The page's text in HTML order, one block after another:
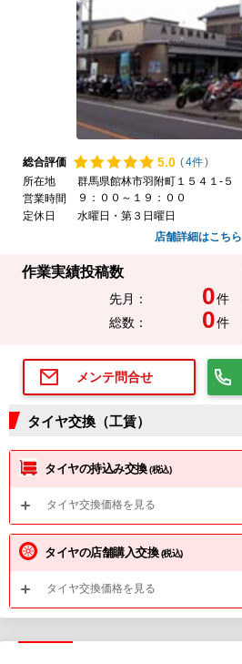
総合評価 5.0 (4件)
所在地
群馬県館林市羽附町１５４１-５
営業時間
９：００～１９：００
定休日
水曜日・第３日曜日
店舗詳細はこちら
作業実績投稿数
先月： 0件
総数：
0件
メンテ問合せ
タイヤ交換（工賃）
タイヤの持込み交換(税込)
タイヤ交換価格を見る
タイヤの店舗購入交換(税込)
タイヤ交換価格を見る